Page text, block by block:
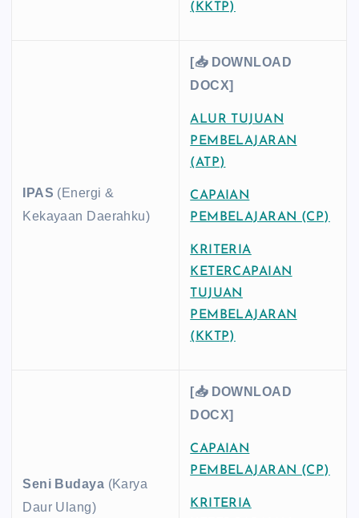
(KKTP)
IPAS (Energi &
Kekayaan Daerahku)
[📥 DOWNLOAD
DOCX]
ALUR TUJUAN
PEMBELAJARAN
(ATP)
CAPAIAN
PEMBELAJARAN (CP)
KRITERIA
KETERCAPAIAN
TUJUAN
PEMBELAJARAN
(KKTP)
Seni Budaya (Karya
Daur Ulang)
[📥 DOWNLOAD
DOCX]
CAPAIAN
PEMBELAJARAN (CP)
KRITERIA